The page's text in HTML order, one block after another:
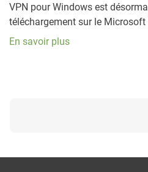
VPN pour Windows est
téléchargement sur le Microsoft
En savoir plus